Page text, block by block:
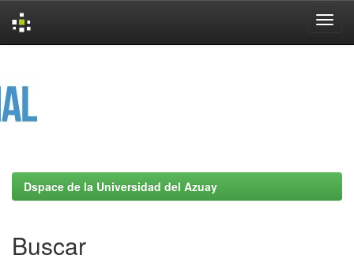
Dspace de la Universidad del Azuay
Buscar